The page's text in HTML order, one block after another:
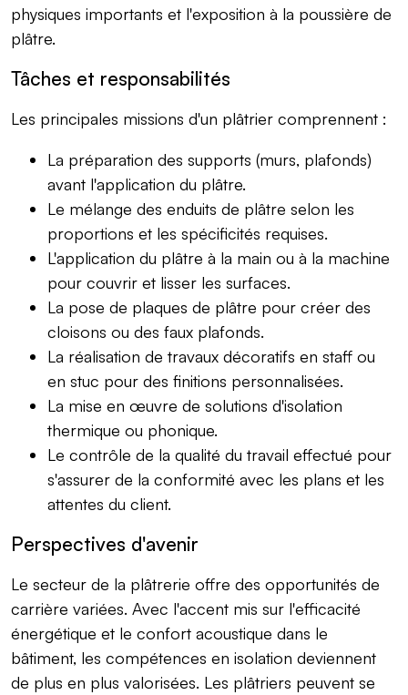
physiques importants et l'exposition à la poussière de
plâtre.
Tâches et responsabilités
Les principales missions d'un plâtrier comprennent :
La préparation des supports (murs, plafonds)
avant l'application du plâtre.
Le mélange des enduits de plâtre selon les
proportions et les spécificités requises.
L'application du plâtre à la main ou à la machine
pour couvrir et lisser les surfaces.
La pose de plaques de plâtre pour créer des
cloisons ou des faux plafonds.
La réalisation de travaux décoratifs en staff ou
en stuc pour des finitions personnalisées.
La mise en œuvre de solutions d'isolation
thermique ou phonique.
Le contrôle de la qualité du travail effectué pour
s'assurer de la conformité avec les plans et les
attentes du client.
Perspectives d'avenir
Le secteur de la plâtrerie offre des opportunités de
carrière variées. Avec l'accent mis sur l'efficacité
énergétique et le confort acoustique dans le
bâtiment, les compétences en isolation deviennent
de plus en plus valorisées. Les plâtriers peuvent se